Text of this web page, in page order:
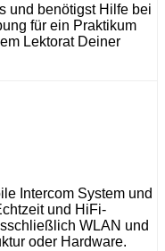
und benötigst Hilfe bei
für ein Praktikum
Lektorat Deiner
Intercom System und
und HiFi-
WLAN und
oder Hardware.